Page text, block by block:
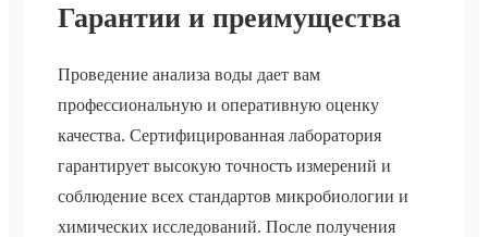
Гарантии и преимущества
Проведение анализа воды дает вам
профессиональную и оперативную оценку
качества. Сертифицированная лаборатория
гарантирует высокую точность измерений и
соблюдение всех стандартов микробиологии и
химических исследований. После получения